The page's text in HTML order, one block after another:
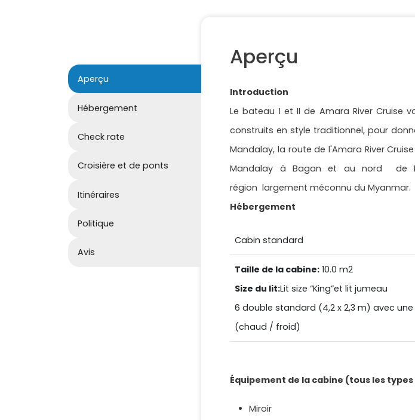
Aperçu
Hébergement
Check rate
Croisière et de ponts
Itinéraires
Politique
Avis
Aperçu
Introduction
Le bateau I et II de Amara River Cruise
construits en style traditionnel, pour
Mandalay, la route de l'Amara River
Mandalay à Bagan et au nord de
région largement méconnu du Myanmar.
Hébergement
Cabin standard
Taille de la cabine: 10.0 m2
Size du lit:Lit size “King”et lit jumeau
6 double standard (4,2 x 2,3 m) avec
(chaud / froid)
Équipement de la cabine (tous les
Miroir